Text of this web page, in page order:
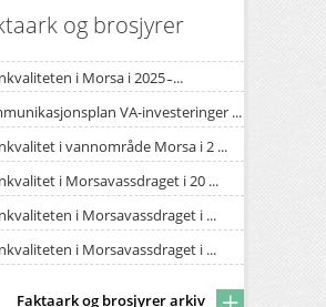
og brosjyrer
i Morsa i 2025 ̵ ...
VA-investeringer ...
i vannområde Morsa i 2 ...
i Morsavassdraget i 20 ...
i Morsavassdraget i ...
i Morsavassdraget i ...
Faktaark og brosjyrer arkiv